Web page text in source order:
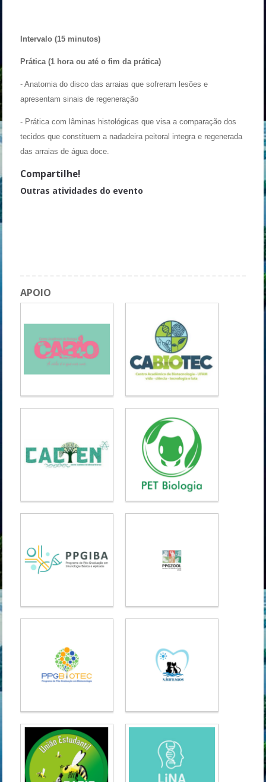
Intervalo (15 minutos)
Prática (1 hora ou até o fim da prática)
- Anatomia do disco das arraias que sofreram lesões e
apresentam sinais de regeneração
- Prática com lâminas histológicas que visa a comparação dos
tecidos que constituem a nadadeira peitoral integra e regenerada
das arraias de água doce.
Compartilhe!
Outras atividades do evento
APOIO